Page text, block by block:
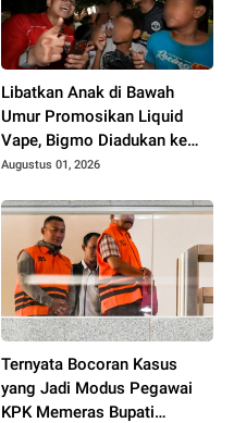
Libatkan Anak di Bawah
Umur Promosikan Liquid
Vape, Bigmo Diadukan ke
Polda Metro
Augustus 01, 2026
Ternyata Bocoran Kasus
yang Jadi Modus Pegawai
KPK Memeras Bupati